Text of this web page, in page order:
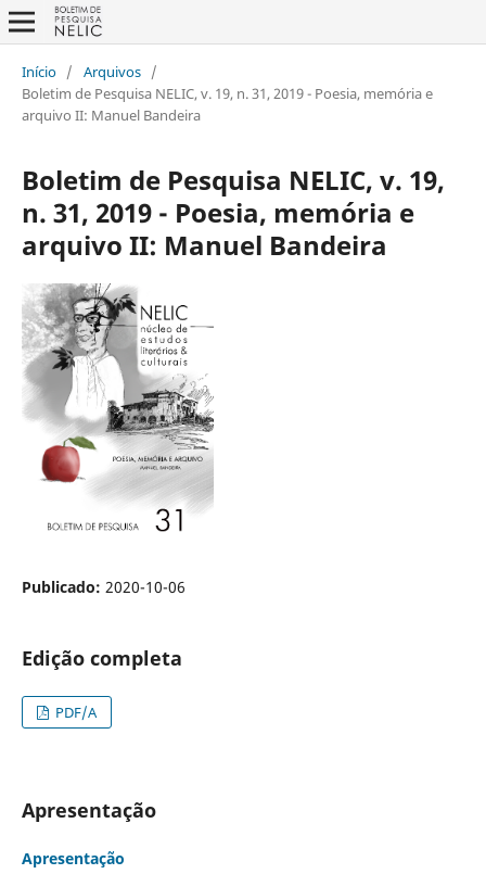
Início / Arquivos /
Boletim de Pesquisa NELIC, v. 19, n. 31, 2019 - Poesia, memória e
arquivo II: Manuel Bandeira
Boletim de Pesquisa NELIC, v. 19,
n. 31, 2019 - Poesia, memória e
arquivo II: Manuel Bandeira
Publicado: 2020-10-06
Edição completa
PDF/A
Apresentação
Apresentação